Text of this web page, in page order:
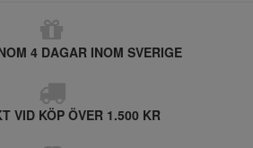
4 DAGAR INOM SVERIGE
VID KÖP ÖVER 1.500 KR